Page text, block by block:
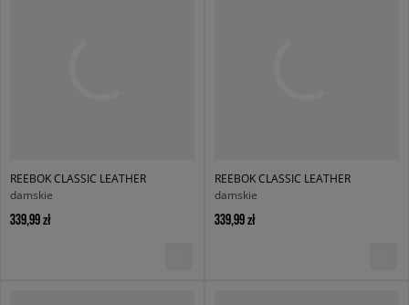
REEBOK CLASSIC LEATHER
damskie
339,99 zł
REEBOK CLASSIC LEATHER
damskie
339,99 zł